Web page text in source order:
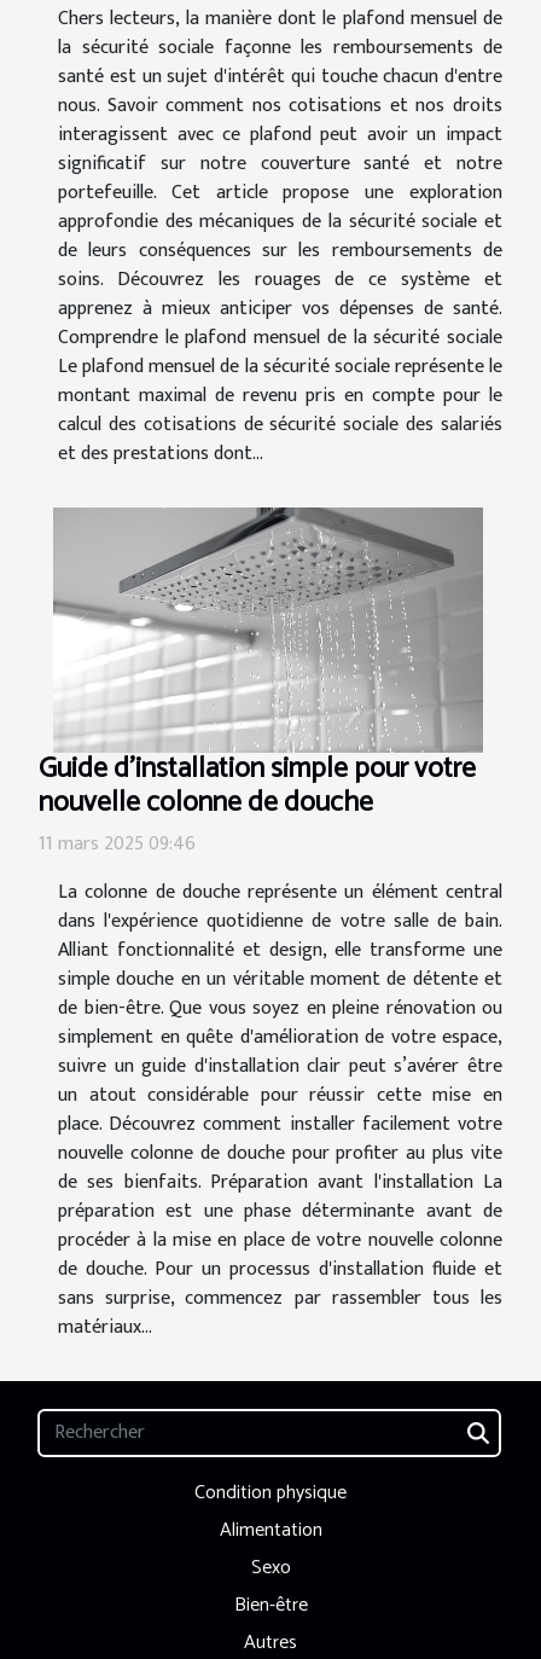
Chers lecteurs, la manière dont le plafond mensuel de
la sécurité sociale façonne les remboursements de
santé est un sujet d'intérêt qui touche chacun d'entre
nous. Savoir comment nos cotisations et nos droits
interagissent avec ce plafond peut avoir un impact
significatif sur notre couverture santé et notre
portefeuille. Cet article propose une exploration
approfondie des mécaniques de la sécurité sociale et
de leurs conséquences sur les remboursements de
soins. Découvrez les rouages de ce système et
apprenez à mieux anticiper vos dépenses de santé.
Comprendre le plafond mensuel de la sécurité sociale
Le plafond mensuel de la sécurité sociale représente le
montant maximal de revenu pris en compte pour le
calcul des cotisations de sécurité sociale des salariés
et des prestations dont...
Guide d'installation simple pour votre
nouvelle colonne de douche
11 mars 2025 09:46
La colonne de douche représente un élément central
dans l'expérience quotidienne de votre salle de bain.
Alliant fonctionnalité et design, elle transforme une
simple douche en un véritable moment de détente et
de bien-être. Que vous soyez en pleine rénovation ou
simplement en quête d'amélioration de votre espace,
suivre un guide d'installation clair peut s’avérer être
un atout considérable pour réussir cette mise en
place. Découvrez comment installer facilement votre
nouvelle colonne de douche pour profiter au plus vite
de ses bienfaits. Préparation avant l'installation La
préparation est une phase déterminante avant de
procéder à la mise en place de votre nouvelle colonne
de douche. Pour un processus d'installation fluide et
sans surprise, commencez par rassembler tous les
matériaux...
Condition physique
Alimentation
Sexo
Bien-être
Autres